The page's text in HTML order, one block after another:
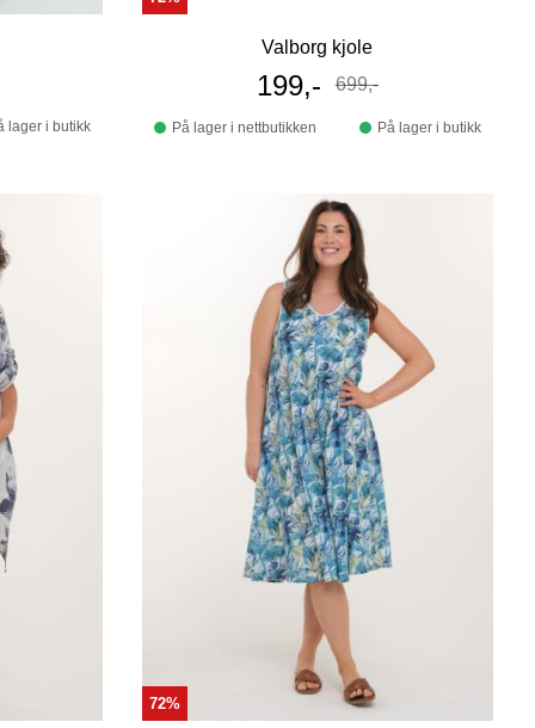
lager i butikk
Valborg kjole
Tilbudspris
199,- Før
699,-
På lager i nettbutikken På lager i butikk
72%